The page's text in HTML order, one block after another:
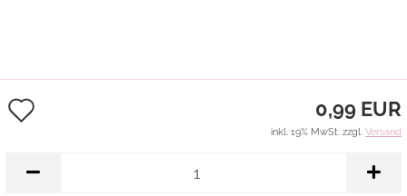
Merkzettel
0,99 EUR
inkl. 19% MwSt. zzgl. Versand